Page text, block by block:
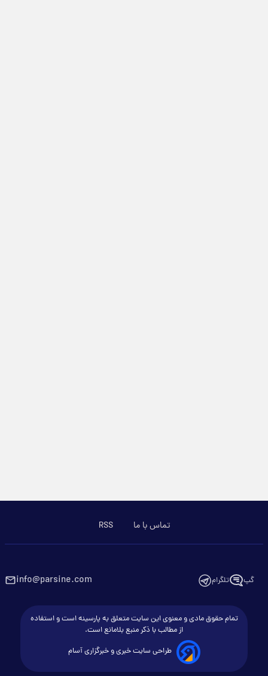
تماس با ما RSS
گپ تلگرام info@parsine.com
تمام حقوق مادی و معنوی این سایت متعلق به پارسینه است و استفاده
از مطالب با ذکر منبع بلامانع است.
طراحی سایت خبری و خبرگزاری آسام